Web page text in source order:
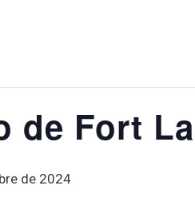
de Fort
de 2024